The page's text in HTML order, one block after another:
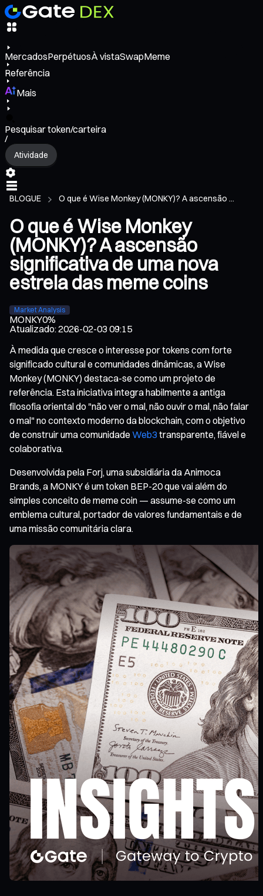
MercadosPerpétuosÀ vistaSwapMeme
Referência
Mais
Pesquisar token/carteira
/
Atividade
BLOGUE O que é Wise Monkey (MONKY)? A ascensão ...
O que é Wise Monkey
(MONKY)? A ascensão
significativa de uma nova
estrela das meme coins
Market Analysis
MONKY0%
Atualizado:2026-02-03 09:15
À medida que cresce o interesse por tokens com forte
significado cultural e comunidades dinâmicas, a Wise
Monkey (MONKY) destaca-se como um projeto de
referência. Esta iniciativa integra habilmente a antiga
filosofia oriental do "não ver o mal, não ouvir o mal, não falar
o mal" no contexto moderno da blockchain, com o objetivo
de construir uma comunidade Web3 transparente, fiável e
colaborativa.
Desenvolvida pela Forj, uma subsidiária da Animoca
Brands, a MONKY é um token BEP-20 que vai além do
simples conceito de meme coin — assume-se como um
emblema cultural, portador de valores fundamentais e de
uma missão comunitária clara.